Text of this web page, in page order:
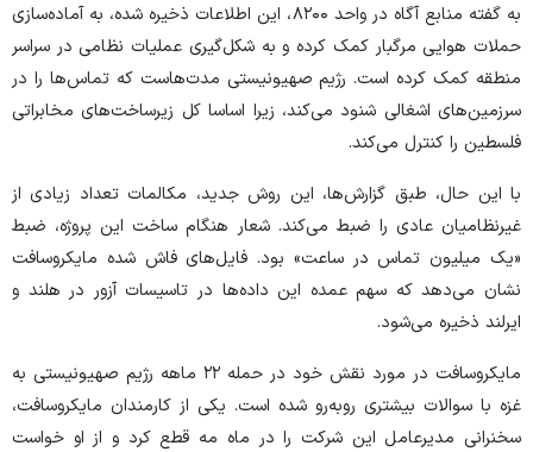
به گفته منابع آگاه در واحد ۸۲۰۰، این اطلاعات ذخیره شده، به آماده‌سازی
حملات هوایی مرگبار کمک کرده و به شکل‌گیری عملیات نظامی در سراسر
منطقه کمک کرده است. رژیم صهیونیستی مدت‌هاست که تماس‌ها را در
سرزمین‌های اشغالی شنود می‌کند، زیرا اساسا کل زیرساخت‌های مخابراتی
فلسطین را کنترل می‌کند.
با این حال، طبق گزارش‌ها، این روش جدید، مکالمات تعداد زیادی از
غیرنظامیان عادی را ضبط می‌کند. شعار هنگام ساخت این پروژه، ضبط
«یک میلیون تماس در ساعت» بود. فایل‌های فاش شده مایکروسافت
نشان می‌دهد که سهم عمده این داده‌ها در تاسیسات آزور در هلند و
ایرلند ذخیره می‌شود.
مایکروسافت در مورد نقش خود در حمله ۲۲ ماهه رژیم صهیونیستی به
غزه با سوالات بیشتری رو‌به‌رو شده است. یکی از کارمندان مایکروسافت،
سخنرانی مدیرعامل این شرکت را در ماه مه قطع کرد و از او خواست